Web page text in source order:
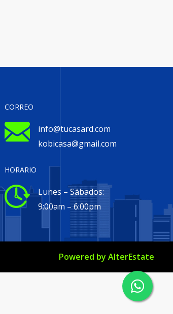
CORREO
info@tucasard.com
kobicasa@gmail.com
HORARIO
Lunes – Sábados:
9:00am – 6:00pm
Powered by AlterEstate